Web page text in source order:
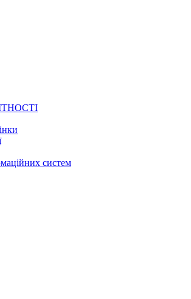
систем